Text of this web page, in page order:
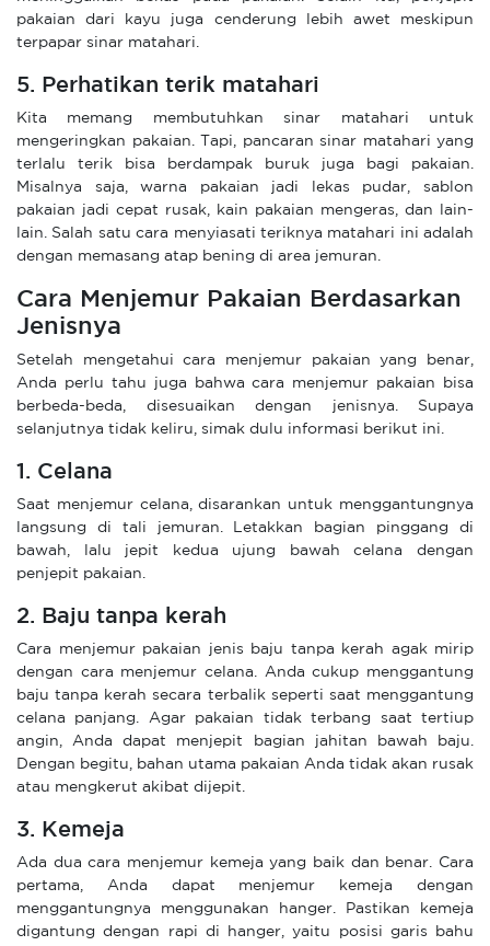
pakaian dari kayu juga cenderung lebih awet meskipun
terpapar sinar matahari.
5. Perhatikan terik matahari
Kita memang membutuhkan sinar matahari untuk
mengeringkan pakaian. Tapi, pancaran sinar matahari yang
terlalu terik bisa berdampak buruk juga bagi pakaian.
Misalnya saja, warna pakaian jadi lekas pudar, sablon
pakaian jadi cepat rusak, kain pakaian mengeras, dan lain-
lain. Salah satu cara menyiasati teriknya matahari ini adalah
dengan memasang atap bening di area jemuran.
Cara Menjemur Pakaian Berdasarkan
Jenisnya
Setelah mengetahui cara menjemur pakaian yang benar,
Anda perlu tahu juga bahwa cara menjemur pakaian bisa
berbeda-beda, disesuaikan dengan jenisnya. Supaya
selanjutnya tidak keliru, simak dulu informasi berikut ini.
1. Celana
Saat menjemur celana, disarankan untuk menggantungnya
langsung di tali jemuran. Letakkan bagian pinggang di
bawah, lalu jepit kedua ujung bawah celana dengan
penjepit pakaian.
2. Baju tanpa kerah
Cara menjemur pakaian jenis baju tanpa kerah agak mirip
dengan cara menjemur celana. Anda cukup menggantung
baju tanpa kerah secara terbalik seperti saat menggantung
celana panjang. Agar pakaian tidak terbang saat tertiup
angin, Anda dapat menjepit bagian jahitan bawah baju.
Dengan begitu, bahan utama pakaian Anda tidak akan rusak
atau mengkerut akibat dijepit.
3. Kemeja
Ada dua cara menjemur kemeja yang baik dan benar. Cara
pertama, Anda dapat menjemur kemeja dengan
menggantungnya menggunakan hanger. Pastikan kemeja
digantung dengan rapi di hanger, yaitu posisi garis bahu